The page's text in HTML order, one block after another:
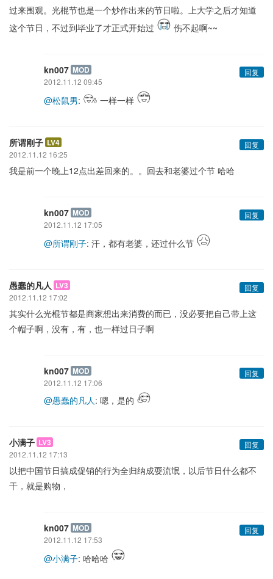
过来围观。光棍节也是一个炒作出来的节日啦。上大学之后才知道
这个节日，不过到毕业了才正式开始过
伤不起啊~~
kn007 MOD
回复
2012.11.12 09:45
@松鼠男: 一样一样
所谓刚子 LV4
回复
2012.11.12 16:25
我是前一个晚上12点出差回来的。。回去和老婆过个节 哈哈
kn007 MOD
回复
2012.11.12 17:05
@所谓刚子: 汗，都有老婆，还过什么节
愚蠢的凡人 LV3
回复
2012.11.12 17:02
其实什么光棍节都是商家想出来消费的而已，没必要把自己带上这
个帽子啊，没有，有，也一样过日子啊
kn007 MOD
回复
2012.11.12 17:06
@愚蠢的凡人 : 嗯，是的
小满子 LV3
回复
2012.11.12 17:13
以把中国节日搞成促销的行为全归纳成耍流氓，以后节日什么都不
干，就是购物，
kn007 MOD
回复
2012.11.12 17:53
@小满子: 哈哈哈